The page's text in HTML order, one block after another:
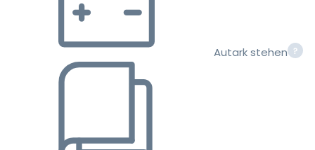
Autark stehen